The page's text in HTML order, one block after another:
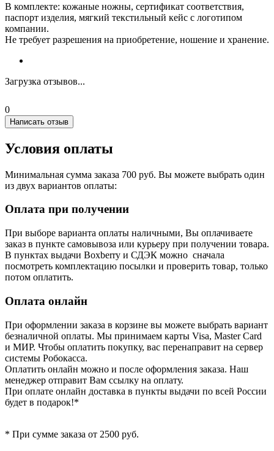
В комплекте: кожаные ножны, сертификат соответствия,
паспорт изделия, мягкий текстильный кейс с логотипом
компании.
Не требует разрешения на приобретение, ношение и хранение.
Загрузка отзывов...
0
Написать отзыв
Условия оплаты
Минимальная сумма заказа 700 руб. Вы можете выбрать один
из двух вариантов оплаты:
Оплата при получении
При выборе варианта оплаты наличными, Вы оплачиваете
заказ в пункте самовывоза или курьеру при получении товара.
В пунктах выдачи Boxberry и СДЭК можно сначала
посмотреть комплектацию посылки и проверить товар, только
потом оплатить.
Оплата онлайн
При оформлении заказа в корзине вы можете выбрать вариант
безналичной оплаты. Мы принимаем карты Visa, Master Card
и МИР. Чтобы оплатить покупку, вас перенаправит на сервер
системы Робокасса.
Оплатить онлайн можно и после оформления заказа. Наш
менеджер отправит Вам ссылку на оплату.
При оплате онлайн доставка в пункты выдачи по всей России
будет в подарок!*
* При сумме заказа от 2500 руб.